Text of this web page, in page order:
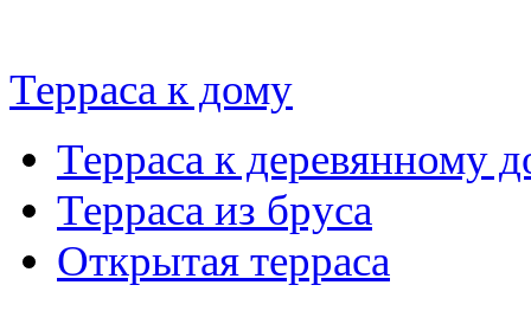
Терраса к дому
Терраса к деревянному
Терраса из бруса
Открытая терраса